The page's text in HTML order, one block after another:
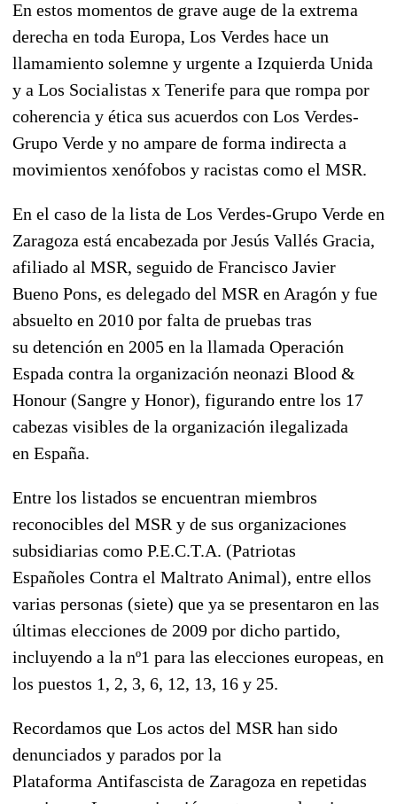
En estos momentos de grave auge de la extrema
derecha en toda Europa, Los Verdes hace un
llamamiento solemne y urgente a Izquierda Unida
y a Los Socialistas x Tenerife para que rompa por
coherencia y ética sus acuerdos con Los Verdes-
Grupo Verde y no ampare de forma indirecta a
movimientos xenófobos y racistas como el MSR.
En el caso de la lista de Los Verdes-Grupo Verde en
Zaragoza está encabezada por Jesús Vallés Gracia,
afiliado al MSR, seguido de Francisco Javier
Bueno Pons, es delegado del MSR en Aragón y fue
absuelto en 2010 por falta de pruebas tras
su detención en 2005 en la llamada Operación
Espada contra la organización neonazi Blood &
Honour (Sangre y Honor), figurando entre los 17
cabezas visibles de la organización ilegalizada
en España.
Entre los listados se encuentran miembros
reconocibles del MSR y de sus organizaciones
subsidiarias como P.E.C.T.A. (Patriotas
Españoles Contra el Maltrato Animal), entre ellos
varias personas (siete) que ya se presentaron en las
últimas elecciones de 2009 por dicho partido,
incluyendo a la nº1 para las elecciones europeas, en
los puestos 1, 2, 3, 6, 12, 13, 16 y 25.
Recordamos que Los actos del MSR han sido
denunciados y parados por la
Plataforma Antifascista de Zaragoza en repetidas